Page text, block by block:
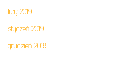
luty 2019
styczeń 2019
grudzień 2018